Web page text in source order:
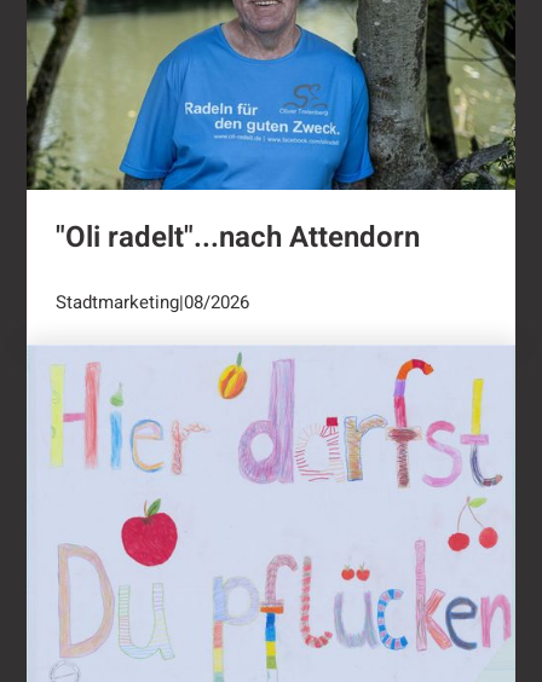
"Oli radelt"...nach Attendorn
Stadtmarketing|08/2026
Ernten ausdrücklich erwünscht